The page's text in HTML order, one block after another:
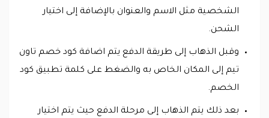
الشخصية مثل الاسم والعنوان بالإضافة إلى اختيار
الشحن.
وقبل الذهاب إلى طريقة الدفع يتم اضافة كود خصم تاون
تيم إلى المكان الخاص به والضغط على كلمة تطبيق كود
الخصم.
بعد ذلك يتم الذهاب إلى مرحلة الدفع حيث يتم اختيار